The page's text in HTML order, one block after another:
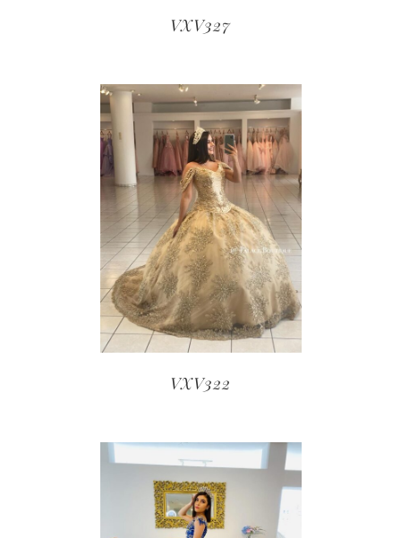
VXV327
VXV322